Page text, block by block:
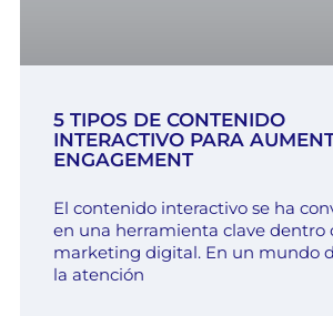
5 TIPOS DE CONTENIDO
INTERACTIVO PARA
ENGAGEMENT
El contenido interactivo se ha
en una herramienta clave dentro
marketing digital. En un mundo
la atención